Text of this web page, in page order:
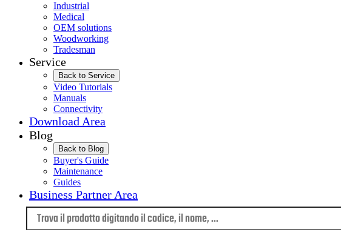
Industrial
Medical
OEM solutions
Woodworking
Tradesman
Service
Back to Service
Video Tutorials
Manuals
Connectivity
Download Area
Blog
Back to Blog
Buyer's Guide
Maintenance
Guides
Business Partner Area